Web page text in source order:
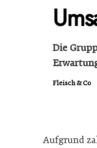
Die
Fleisch & Co
Aufgrund